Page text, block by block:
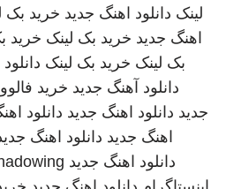
لینک دانلود اهنگ جدید خرید بک
اهنگ جدید خرید بک لینک خرید
بک لینک خرید بک لینک
دانلود آهنگ جدید خرید
جدید دانلود اهنگ جدید دانلود
اهنگ جدید دانلود اهنگ
دانلود اهنگ جدید